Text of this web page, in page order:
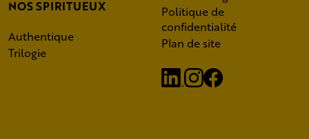
NOS SPIRITUEUX
Authentique
Trilogie
Politique de
confidentialité
Plan de site